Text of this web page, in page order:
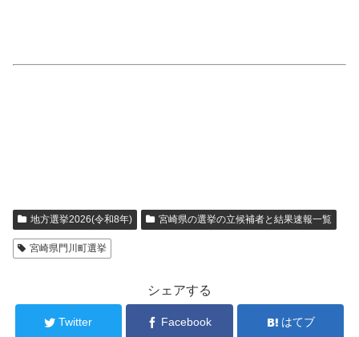
地方選挙2026(令和8年) 宮崎県の選挙の立候補者と結果速報一覧
宮崎県門川町選挙
シェアする
Twitter Facebook はてブ